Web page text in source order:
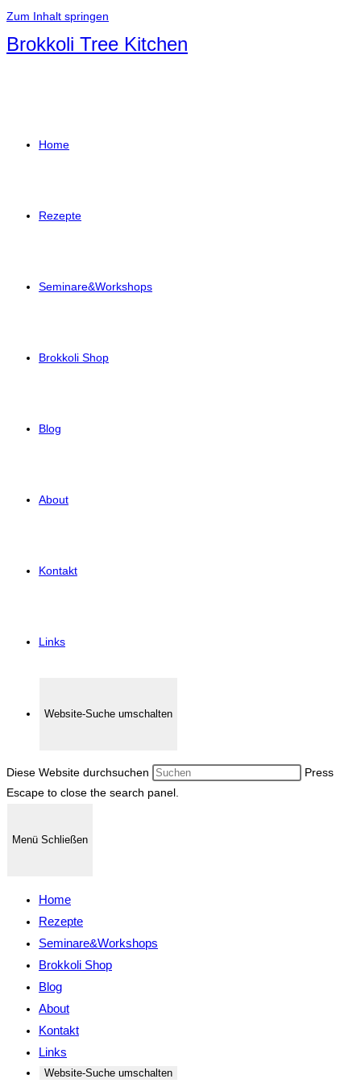
Zum Inhalt springen
Brokkoli Tree Kitchen
Home
Rezepte
Seminare&Workshops
Brokkoli Shop
Blog
About
Kontakt
Links
Website-Suche umschalten
Diese Website durchsuchen
Press
Escape to close the search panel.
Menü Schließen
Home
Rezepte
Seminare&Workshops
Brokkoli Shop
Blog
About
Kontakt
Links
Website-Suche umschalten